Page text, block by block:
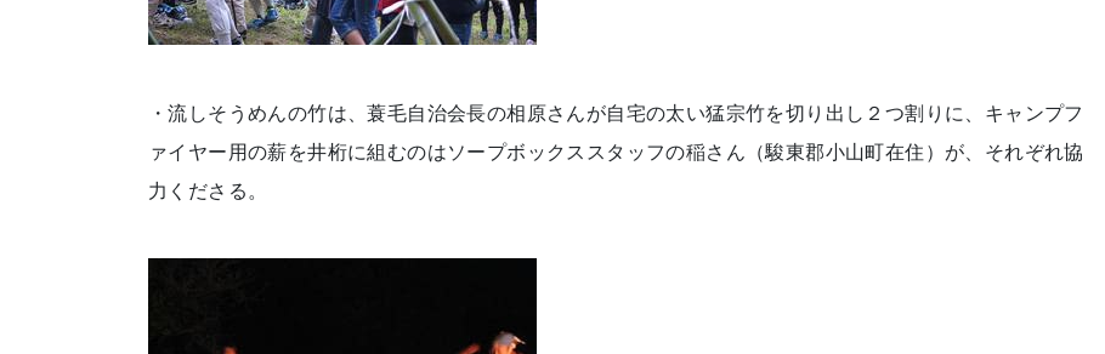
・流しそうめんの竹は、蓑毛自治会長の相原さんが自宅の太い猛宗竹を切り出し２つ割りに、キャンプフ
ァイヤー用の薪を井桁に組むのはソープボックススタッフの稲さん（駿東郡小山町在住）が、それぞれ協
力くださる。